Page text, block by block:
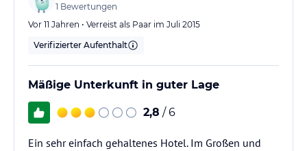
1 Bewertungen
Vor 11 Jahren • Verreist als Paar im Juli 2015
Verifizierter Aufenthalt
Mäßige Unterkunft in guter Lage
2,8 / 6
Ein sehr einfach gehaltenes Hotel. Im Großen und